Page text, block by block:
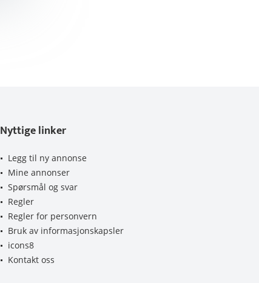
Nyttige linker
Legg til ny annonse
Mine annonser
Spørsmål og svar
Regler
Regler for personvern
Bruk av informasjonskapsler
icons8
Kontakt oss